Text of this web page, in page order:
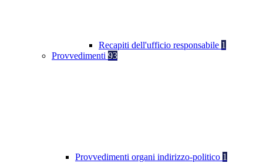
Recapiti dell'ufficio responsabile 1
Provvedimenti 93
Provvedimenti organi indirizzo-politico 1